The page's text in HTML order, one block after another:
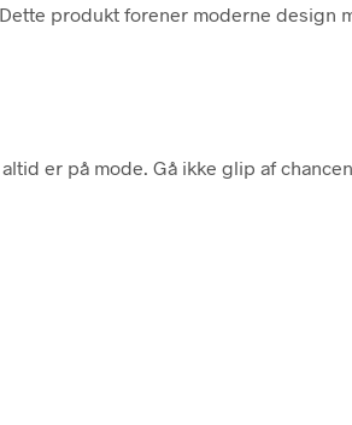
produkt forener moderne
er på mode. Gå ikke glip af